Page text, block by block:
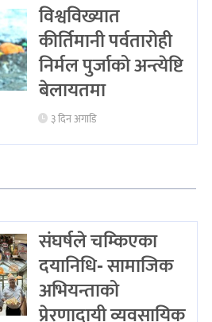
विश्वविख्यात
कीर्तिमानी पर्वतारोही
निर्मल पुर्जाको अन्त्येष्टि
बेलायतमा
३ दिन अगाडि
संघर्षले चम्किएका
दयानिधि- सामाजिक
अभियन्ताको